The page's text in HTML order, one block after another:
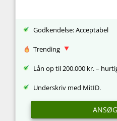
Godkendelse: Acceptabel
Trending
Lån op til 200.000 kr. –
Underskriv med MitID.